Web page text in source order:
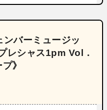
バーミュージッ
レシャス1pm Vol．
》